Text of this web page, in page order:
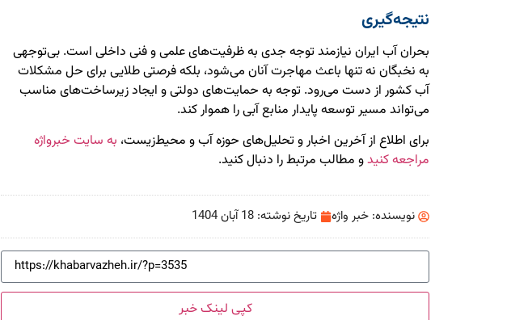
نتیجه‌گیری
بحران آب ایران نیازمند توجه جدی به ظرفیت‌های علمی و فنی داخلی است. بی‌توجهی
به نخبگان نه تنها باعث مهاجرت آنان می‌شود، بلکه فرصتی طلایی برای حل مشکلات
آب کشور از دست می‌رود. توجه به حمایت‌های دولتی و ایجاد زیرساخت‌های مناسب
می‌تواند مسیر توسعه پایدار منابع آبی را هموار کند.
برای اطلاع از آخرین اخبار و تحلیل‌های حوزه آب و محیط‌زیست، به سایت خبرواژه
مراجعه کنیدو مطالب مرتبط را دنبال کنید.
نویسنده: خبر واژه تاریخ نوشته: 18 آبان 1404
کپی لینک خبر